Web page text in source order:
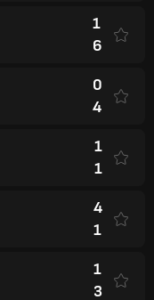
1
6
0
4
1
1
4
1
1
3